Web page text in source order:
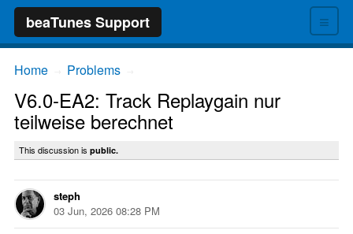
≡
beaTunes Support
Home Problems
V6.0-EA2: Track Replaygain nur
teilweise berechnet
This discussion is public.
steph
03 Jun, 2026 08:28 PM